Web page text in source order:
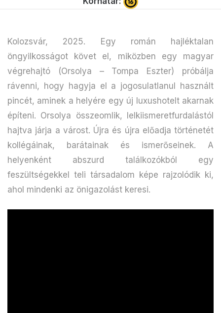
Kolozsvár, 2025. Egy román hajléktalan
öngyilkosságot követ el, miközben egy magyar
végrehajtó (Orsolya – Tompa Eszter) próbálja
rávenni, hogy hagyja el a jogosulatlanul használt
pincét, aminek a helyére egy új luxushotelt akarnak
építeni. Orsolya összeomlik, lelkiismeretfurdalástól
hajtva járja a várost. Újra és újra előadja történetét
kollégáinak, barátainak és ismerőseinek. A
helyenként abszurd találkozókból egy
feszültségekkel teli társadalom képe rajzolódik ki,
ahol mindenki az önigazolást keresi.